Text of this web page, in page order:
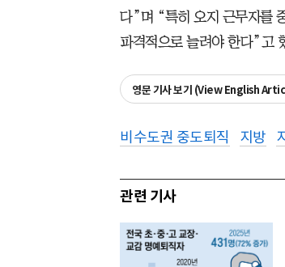
다”며 “특히 오지 근무자를
파격적으로 늘려야 한다”고
영문 기사 보기 (View English
비수도권 중도퇴직 지방
관련 기사